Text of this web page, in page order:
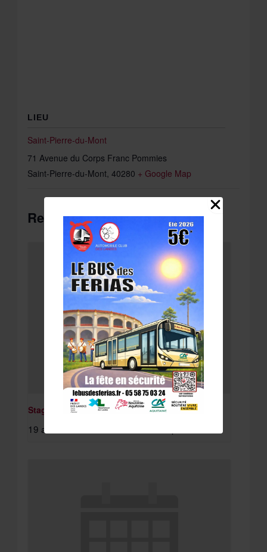
LIEU
Saint-Pierre-du-Mont
71 Avenue du Corps Franc Pommies
Saint-Pierre-du-Mont 40280 + Google Map
Related Évènements
Stage St Pierre du Mont
19 août à 8:15 am